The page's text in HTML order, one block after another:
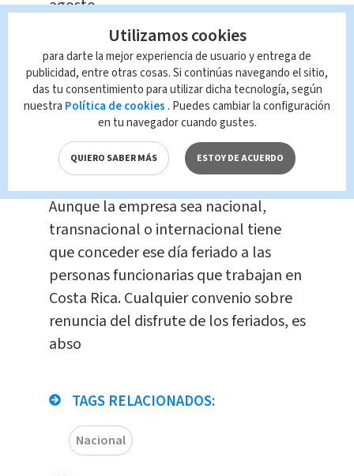
agosto.
Si laboran ese feriado, deben agregar
el salario de un día sencillo para
completar el pago doble. Si en el día
feriado se trabajan horas extra se
deben pagar a tiempo y medio doble,
o sea pago triple.
Aunque la empresa sea nacional,
transnacional o internacional tiene
que conceder ese día feriado a las
personas funcionarias que trabajan en
Costa Rica. Cualquier convenio sobre
renuncia del disfrute de los feriados, es
abso
TAGS RELACIONADOS:
Nacional
Utilizamos cookies
para darte la mejor experiencia de usuario y entrega de
publicidad, entre otras cosas. Si continúas navegando el sitio,
das tu consentimiento para utilizar dicha tecnología, según
nuestra Política de cookies . Puedes cambiar la configuración
en tu navegador cuando gustes.
QUIERO SABER MÁS ESTOY DE ACUERDO